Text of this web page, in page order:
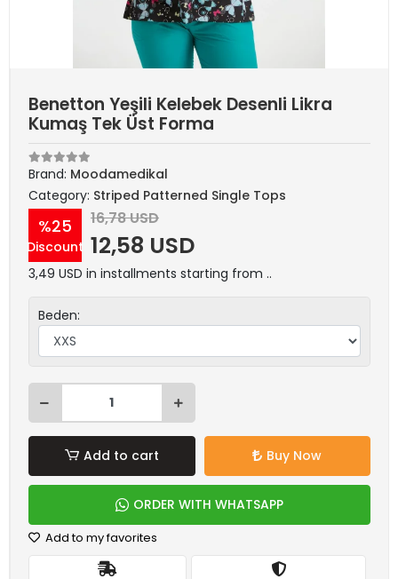
Benetton Yeşili Kelebek Desenli Likra
Kumaş Tek Üst Forma
Brand: Moodamedikal
Category: Striped Patterned Single Tops
%25
Discount
16,78 USD
12,58 USD
3,49 USD in installments starting from ..
Beden:
Add to cart Buy Now
ORDER WITH WHATSAPP
Add to my favorites